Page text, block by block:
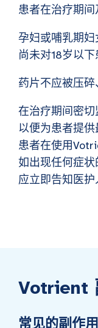
患者在治疗期
孕妇或哺乳期妇
尚未对18岁以
药片不应被压
在治疗期间密切
以便为患者提供
患者在使用
如出现任何症状
应立即告知医护
Votrient
常见的副作用